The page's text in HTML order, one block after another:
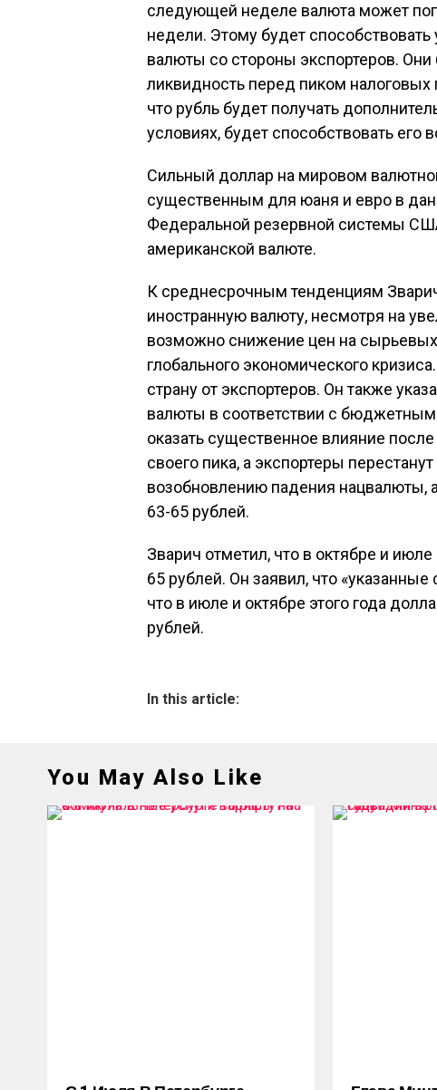
следующей неделе валюта может
недели. Этому будет
валюты со стороны экспортеров.
ликвидность перед пиком
что рубль будет получать
условиях, будет способствовать его
Сильный доллар на мировом
существенным для юаня и евро в
Федеральной резервной системы
американской валюте.
К среднесрочным тенденциям
иностранную валюту, несмотря на
возможно снижение цен на
глобального экономического
страну от экспортеров. Он также
валюты в соответствии с
оказать существенное влияние
своего пика, а экспортеры
возобновлению падения нацвалюты,
63-65 рублей.
Зварич отметил, что в октябре и
65 рублей. Он заявил, что
что в июле и октябре этого года
рублей.
In this article:
You May Also Like